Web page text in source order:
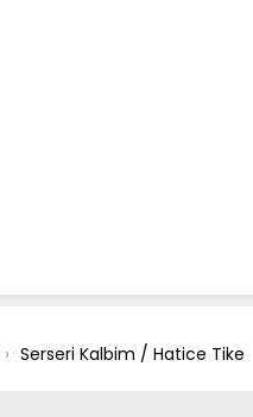
Serseri Kalbim / Hatice Tike